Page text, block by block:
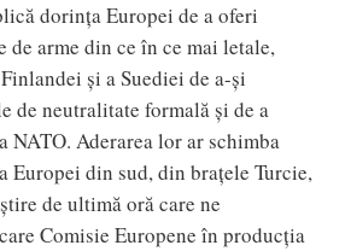
dorința Europei de a oferi
de arme din ce în ce mai letale,
și a Suediei de a-și
de neutralitate formală și de a
NATO. Aderarea lor ar schimba
Europei din sud, din brațele Turcie,
de ultimă oră care ne
Comisie Europene în producția